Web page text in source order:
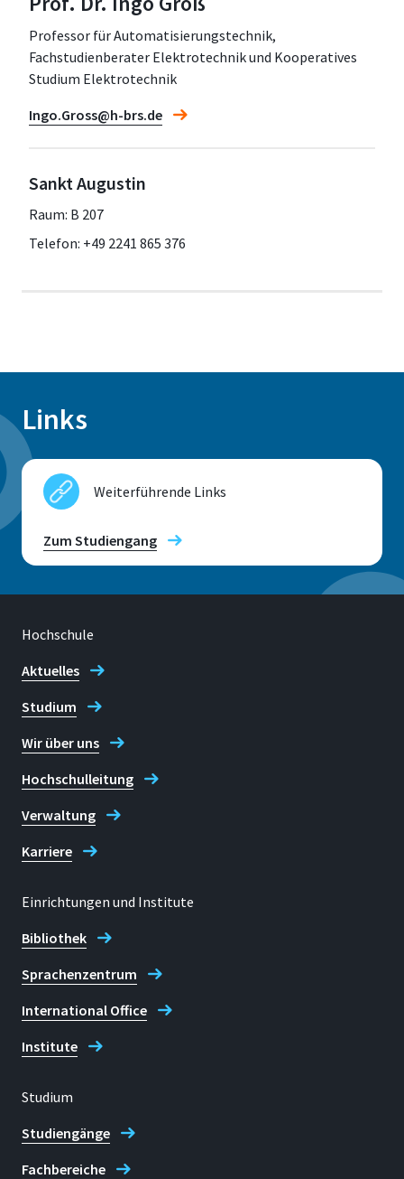
Professor für Automatisierungstechnik,
Fachstudienberater Elektrotechnik und Kooperatives
Studium Elektrotechnik
Ingo.Gross@h-brs.de
Sankt Augustin
Raum: B 207
Telefon: +49 2241 865 376
Links
Weiterführende Links
Zum Studiengang
Hochschule
Aktuelles
Studium
Wir über uns
Hochschulleitung
Verwaltung
Karriere
Einrichtungen und Institute
Bibliothek
Sprachenzentrum
International Office
Institute
Studium
Studiengänge
Fachbereiche